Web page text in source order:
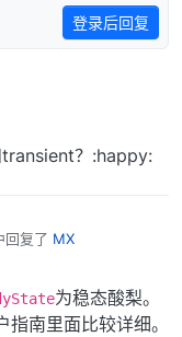
登录后回复
？:happy:
回复了 MX
为稳态酸梨。
南里面比较详细。